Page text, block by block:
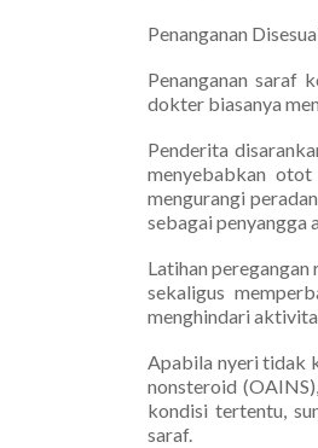
Penanganan
Penanganan saraf
dokter biasanya
Penderita
menyebabkan
mengurangi
sebagai penyangga
Latihan
sekaligus
menghindari
Apabila nyeri tidak
nonsteroid
kondisi tertentu,
saraf.